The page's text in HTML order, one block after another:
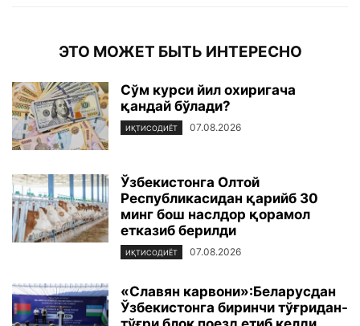
ЭТО МОЖЕТ БЫТЬ ИНТЕРЕСНО
Сўм курси йил охиригача
қандай бўлади?
ИҚТИСОДИЁТ 07.08.2026
Ўзбекистонга Олтой
Республикасидан қарийб 30
минг бош наслдор қорамол
етказиб берилди
ИҚТИСОДИЁТ 07.08.2026
«Славян карвони»:Беларусдан
Ўзбекистонга биринчи тўғридан-